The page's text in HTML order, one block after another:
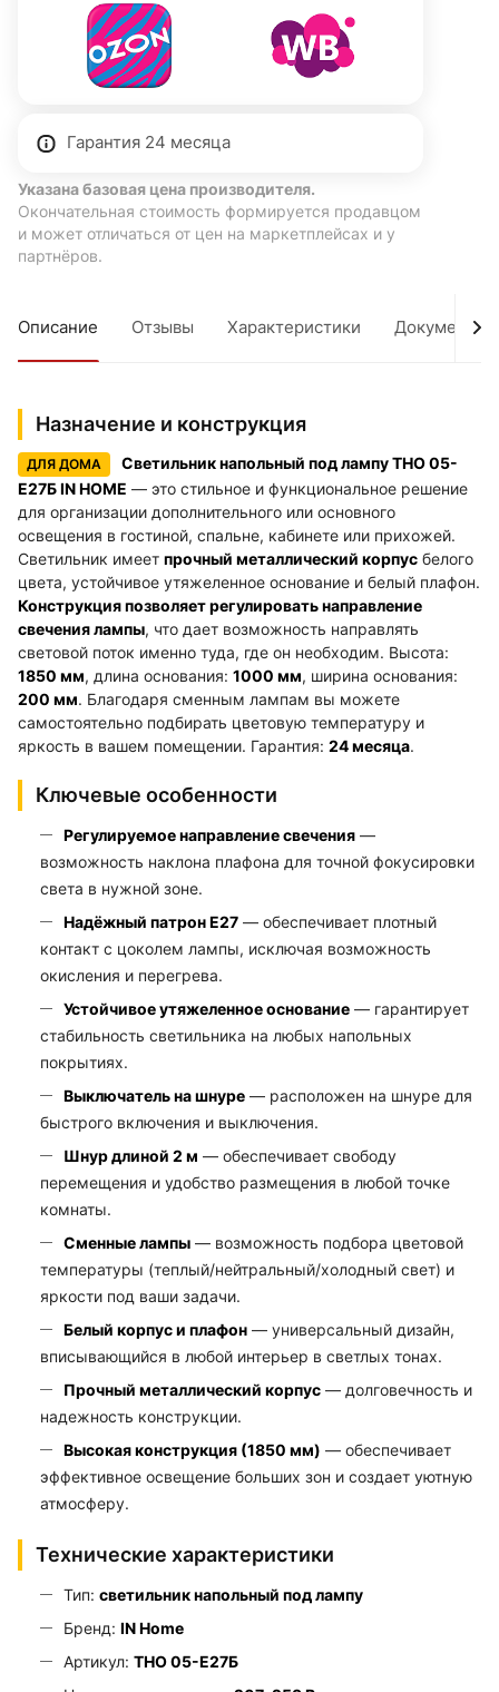
Гарантия 24 месяца
Указана базовая цена производителя.
Окончательная стоимость формируется продавцом
и может отличаться от цен на маркетплейсах и у
партнёров.
Описание Отзывы Характеристики Документы
Назначение и конструкция
ДЛЯ ДОМА
Светильник напольный под лампу ТНО 05-
Е27Б IN HOME — это стильное и функциональное решение
для организации дополнительного или основного
освещения в гостиной, спальне, кабинете или прихожей.
Светильник имеет прочный металлический корпус белого
цвета, устойчивое утяжеленное основание и белый плафон.
Конструкция позволяет регулировать направление
свечения лампы, что дает возможность направлять
световой поток именно туда, где он необходим. Высота:
1850 мм, длина основания: 1000 мм, ширина основания:
200 мм. Благодаря сменным лампам вы можете
самостоятельно подбирать цветовую температуру и
яркость в вашем помещении. Гарантия: 24 месяца.
Ключевые особенности
Регулируемое направление свечения —
возможность наклона плафона для точной фокусировки
света в нужной зоне.
Надёжный патрон E27 — обеспечивает плотный
контакт с цоколем лампы, исключая возможность
окисления и перегрева.
Устойчивое утяжеленное основание — гарантирует
стабильность светильника на любых напольных
покрытиях.
Выключатель на шнуре — расположен на шнуре для
быстрого включения и выключения.
Шнур длиной 2 м — обеспечивает свободу
перемещения и удобство размещения в любой точке
комнаты.
Сменные лампы — возможность подбора цветовой
температуры (теплый/нейтральный/холодный свет) и
яркости под ваши задачи.
Белый корпус и плафон — универсальный дизайн,
вписывающийся в любой интерьер в светлых тонах.
Прочный металлический корпус — долговечность и
надежность конструкции.
Высокая конструкция (1850 мм) — обеспечивает
эффективное освещение больших зон и создает уютную
атмосферу.
Технические характеристики
Тип: светильник напольный под лампу
Бренд: IN Home
Артикул: ТНО 05-Е27Б